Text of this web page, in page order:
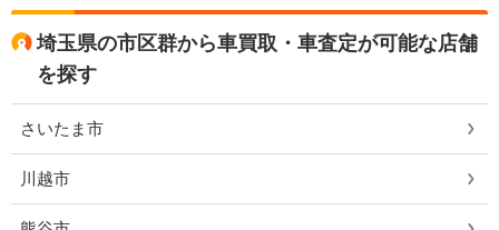
埼玉県の市区群から車買取・車査定が可能な店舗
を探す
さいたま市
川越市